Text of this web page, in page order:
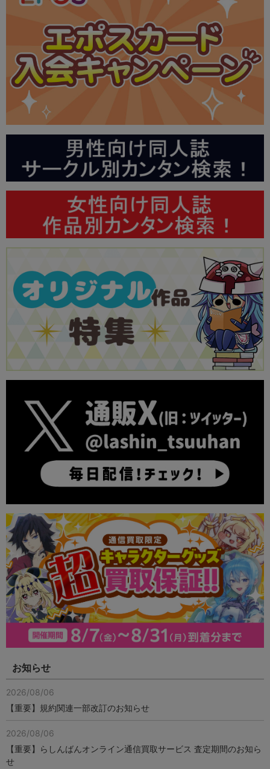
お知らせ
2026/08/06
【重要】規約関連一部改訂のお知らせ
2026/08/06
【重要】らしんばんオンライン通信買取サービス 査定期間のお知ら
せ